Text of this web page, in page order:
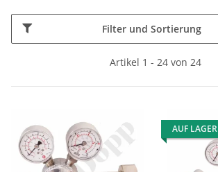
Filter und Sortierung
Artikel 1 - 24 von 24
AUF LAGER